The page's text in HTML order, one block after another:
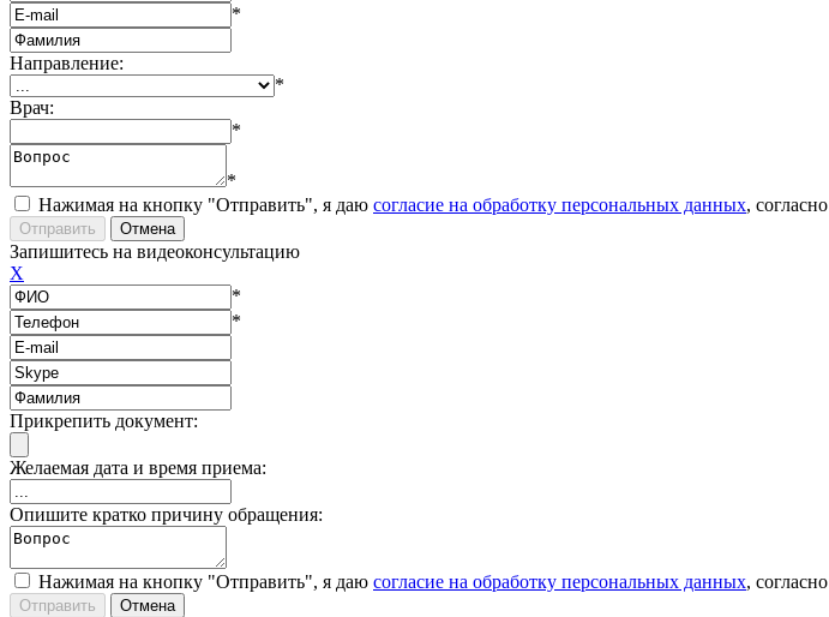
*
Направление:
*
Врач:
*
*
Нажимая на кнопку "Отправить", я даю согласие на обработку персональных данных, согласно
Запишитесь на видеоконсультацию
X
*
*
Прикрепить документ:
Желаемая дата и время приема:
Опишите кратко причину обращения:
Нажимая на кнопку "Отправить", я даю согласие на обработку персональных данных, согласно